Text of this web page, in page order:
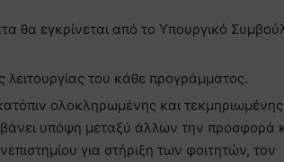
θα εγκρίνεται από το Υπουργικό
του κάθε προγράμματος.
ολοκληρωμένης και τεκμηριωμένης
υπόψη μεταξύ άλλων την προσφορά
για στήριξη των φοιτητών, τον